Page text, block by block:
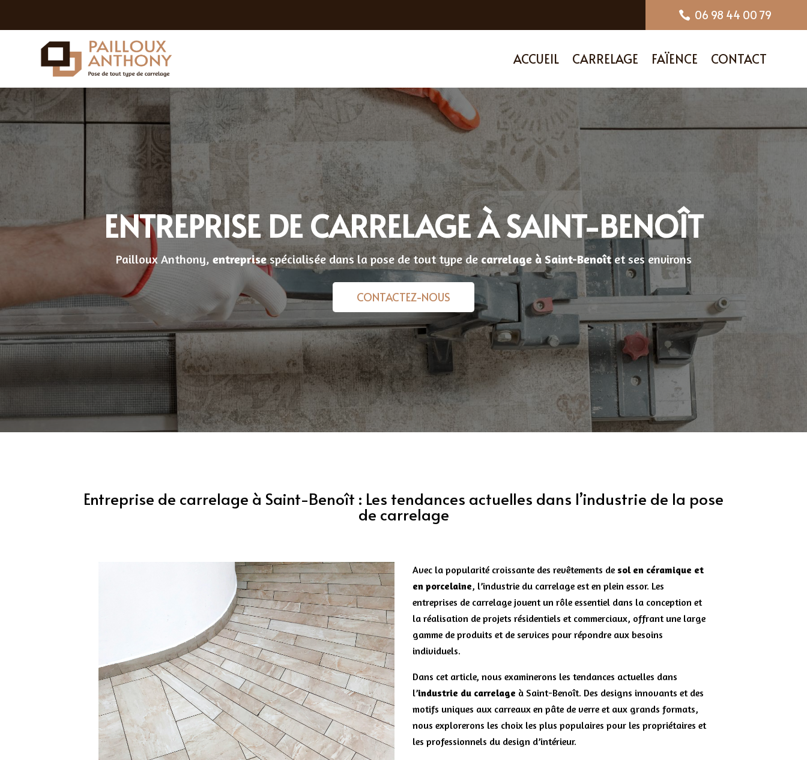
 06 98 44 00 79
ACCUEIL CARRELAGE FAÏENCE CONTACT
ENTREPRISE DE CARRELAGE À SAINT-BENOÎT
Pailloux Anthony, entreprisespécialisée dans la pose de tout type de carrelage à Saint-Benoîtet ses environs
CONTACTEZ-NOUS
Entreprise de carrelage à Saint-Benoît : Les tendances actuelles dans l’industrie de la pose
de carrelage
Avec la popularité croissante des revêtements de sol en céramique et
en porcelaine, l’industrie du carrelage est en plein essor. Les
entreprises de carrelage jouent un rôle essentiel dans la conception et
la réalisation de projets résidentiels et commerciaux, offrant une large
gamme de produits et de services pour répondre aux besoins
individuels.
Dans cet article, nous examinerons les tendances actuelles dans
l’industrie du carrelage à Saint-Benoît. Des designs innovants et des
motifs uniques aux carreaux en pâte de verre et aux grands formats,
nous explorerons les choix les plus populaires pour les propriétaires et
les professionnels du design d’intérieur.